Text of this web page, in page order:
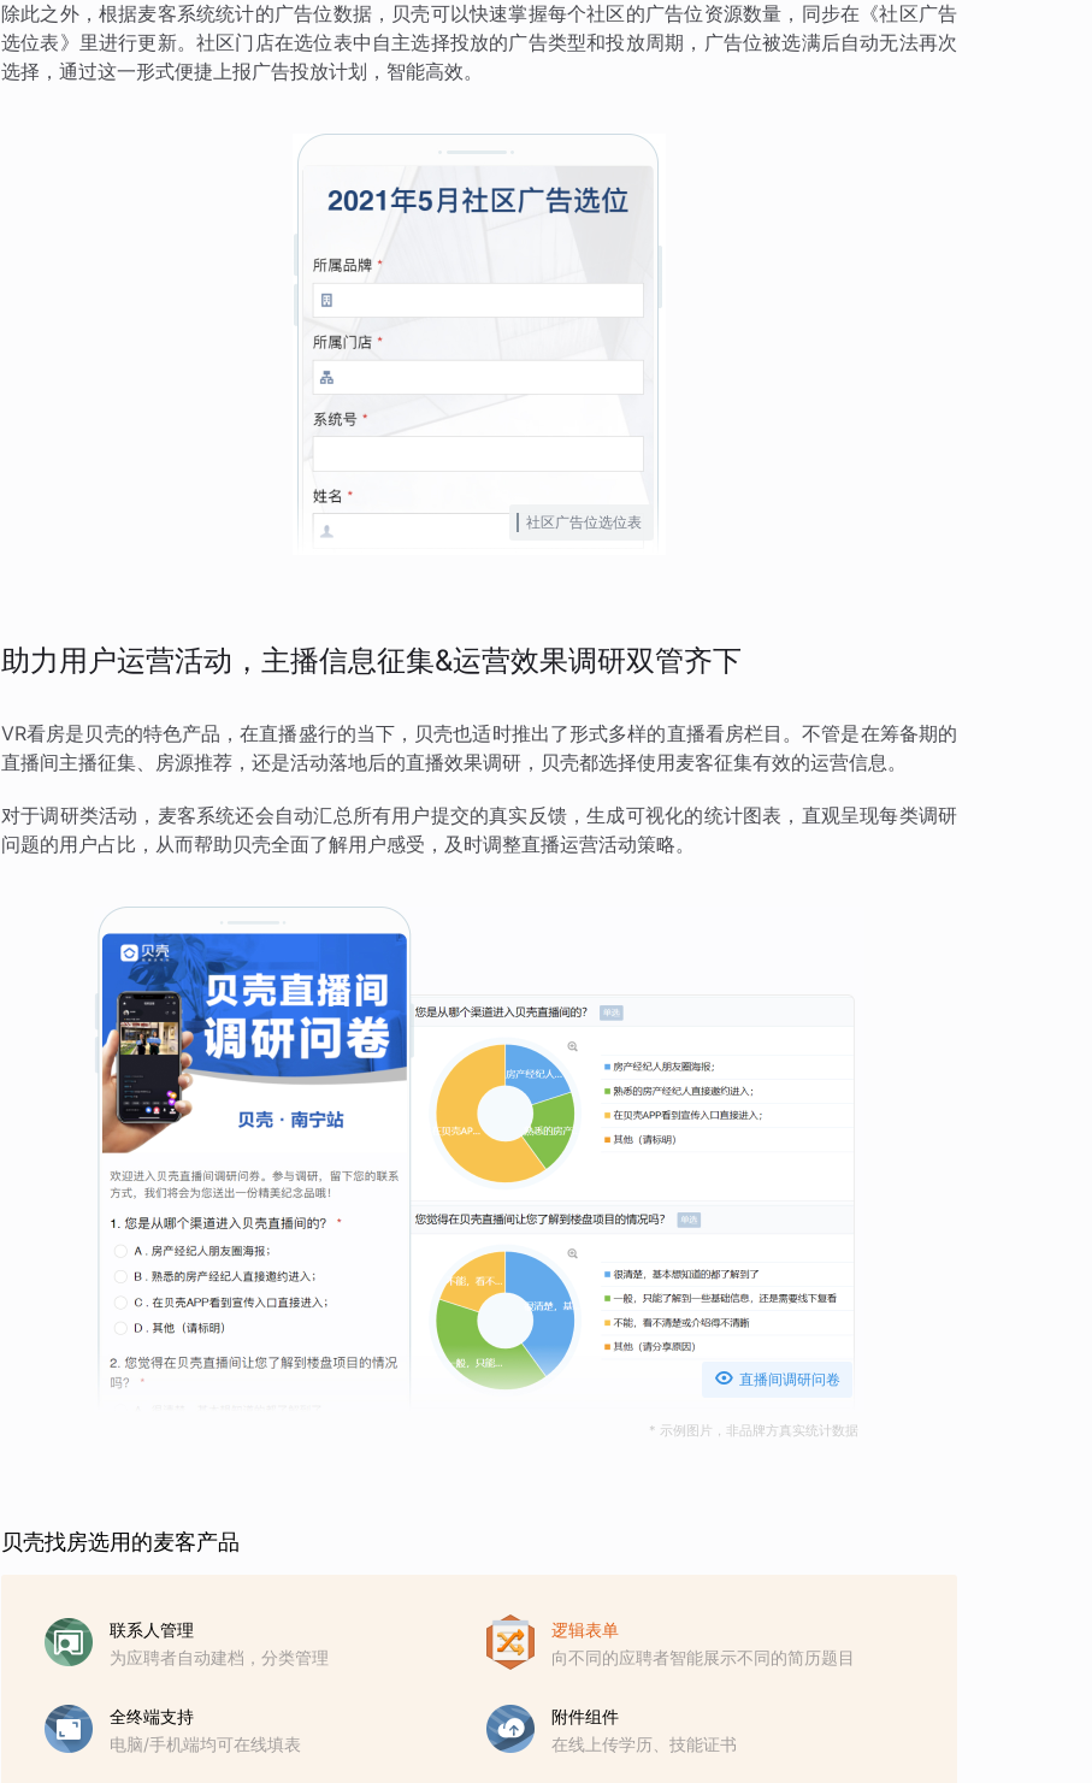
除此之外，根据麦客系统统计的广告位数据，贝壳可以快速掌握每个社区的广告位资源数量，同步在《社区广告
选位表》里进行更新。社区门店在选位表中自主选择投放的广告类型和投放周期，广告位被选满后自动无法再次
选择，通过这一形式便捷上报广告投放计划，智能高效。
社区广告位选位表
助力用户运营活动，主播信息征集&运营效果调研双管齐下
VR看房是贝壳的特色产品，在直播盛行的当下，贝壳也适时推出了形式多样的直播看房栏目。不管是在筹备期的
直播间主播征集、房源推荐，还是活动落地后的直播效果调研，贝壳都选择使用麦客征集有效的运营信息。
对于调研类活动，麦客系统还会自动汇总所有用户提交的真实反馈，生成可视化的统计图表，直观呈现每类调研
问题的用户占比，从而帮助贝壳全面了解用户感受，及时调整直播运营活动策略。
 直播间调研问卷
* 示例图片，非品牌方真实统计数据
贝壳找房选用的麦客产品
联系人管理
为应聘者自动建档，分类管理
逻辑表单
向不同的应聘者智能展示不同的简历题目
全终端支持
电脑/手机端均可在线填表
附件组件
在线上传学历、技能证书